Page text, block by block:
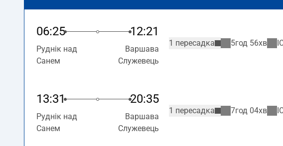
06:25 12:21
Руднік над
Санем
Варшава
Служевець
1 пересадка 5год 56хв
13:31 20:35
Руднік над
Санем
Варшава
Служевець
1 пересадка 7год 04хв